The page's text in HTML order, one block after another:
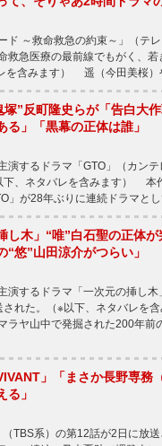
ド ～救命救急の約束～」（テ
救急医療の最前線でもがく、
を含みます） 遥（今田美桜）
塚”反町隆史らが「告白大
る」「黒幕の正体は誰」
演するドラマ「GTO」（カン
下、ネタバレを含みます） 本
」が28年ぶりに連続ドラマと
し木」“唯”白石聖の正体
“悠”山田涼介がつらい」
演するドラマ「一次元の挿し
された。（※以下、ネタバレを
ラヤ山中で発掘された200年
」「まさか長野専
る」
TBS系）の第12話が2日に放